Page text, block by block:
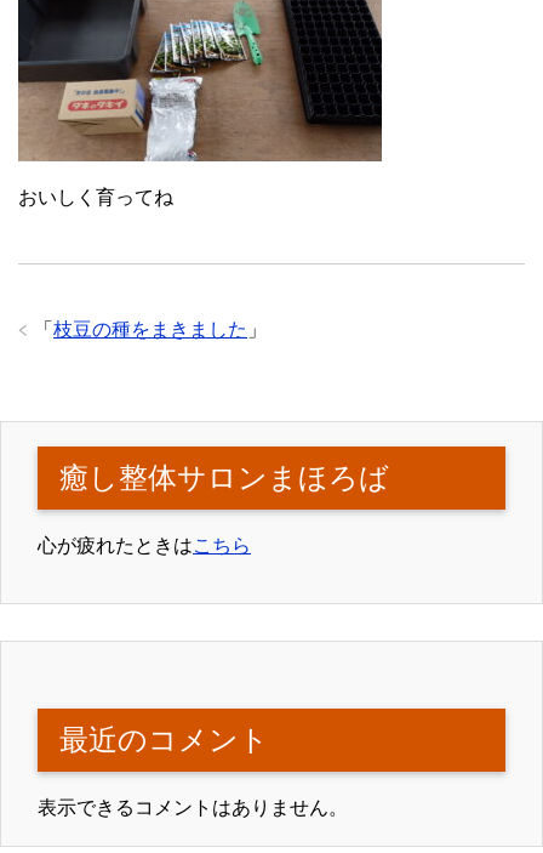
おいしく育ってね
「 枝豆の種をまきました 」
癒し整体サロンまほろば
心が疲れたときはこちら
最近のコメント
表示できるコメントはありません。